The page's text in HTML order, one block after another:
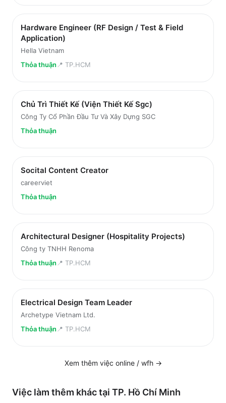
Hardware Engineer (RF Design / Test & Field
Application)
Hella Vietnam
Thỏa thuận 📍 TP.HCM
Chủ Trì Thiết Kế (Viện Thiết Kế Sgc)
Công Ty Cổ Phần Đầu Tư Và Xây Dựng SGC
Thỏa thuận
Socital Content Creator
careerviet
Thỏa thuận
Architectural Designer (Hospitality Projects)
Công ty TNHH Renoma
Thỏa thuận 📍 TP.HCM
Electrical Design Team Leader
Archetype Vietnam Ltd.
Thỏa thuận 📍 TP.HCM
Xem thêm việc online / wfh→
Việc làm thêm khác tại TP. Hồ Chí Minh